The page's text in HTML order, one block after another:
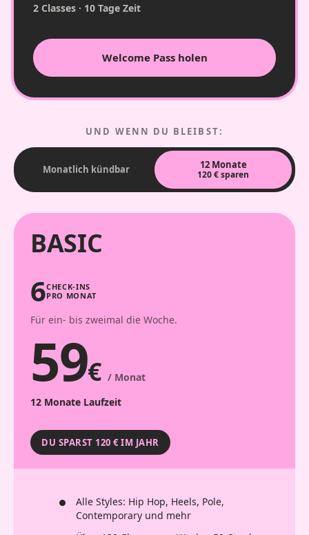
2 Classes · 10 Tage Zeit
Welcome Pass holen
UND WENN DU BLEIBST:
Monatlich kündbar 12 Monate
120 € sparen
BASIC
6CHECK-INS
PRO MONAT
Für ein- bis zweimal die Woche.
59€ / Monat
12 Monate Laufzeit
DU SPARST 120 € IM JAHR
Alle Styles: Hip Hop, Heels, Pole,
Contemporary und mehr